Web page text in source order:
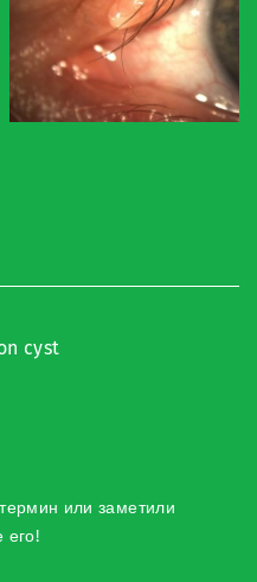
cyst
или заметили
его!